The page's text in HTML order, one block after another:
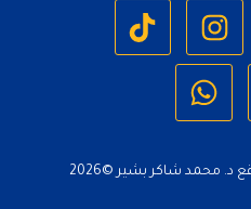
د. محمد شاكر بشير ©2026